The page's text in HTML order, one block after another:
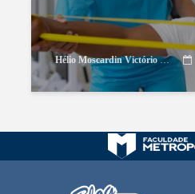
Hélio Moscardin Victório Netto